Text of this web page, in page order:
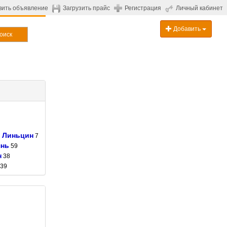
объявление Загрузить прайс Регистрация Личный кабинет
Добавить
Линьцин 7
59
38
39